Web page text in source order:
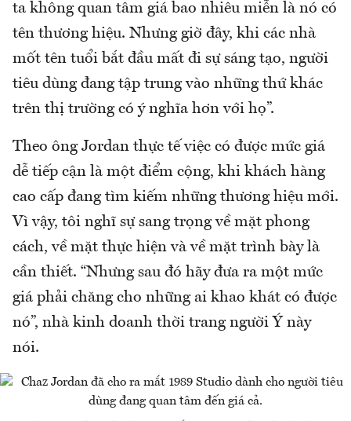
ta không quan tâm giá bao nhiêu miễn là nó có
tên thương hiệu. Nhưng giờ đây, khi các nhà
mốt tên tuổi bắt đầu mất đi sự sáng tạo, người
tiêu dùng đang tập trung vào những thứ khác
trên thị trường có ý nghĩa hơn với họ”.
Theo ông Jordan thực tế việc có được mức giá
dễ tiếp cận là một điểm cộng, khi khách hàng
cao cấp đang tìm kiếm những thương hiệu mới.
Vì vậy, tôi nghĩ sự sang trọng về mặt phong
cách, về mặt thực hiện và về mặt trình bày là
cần thiết. “Nhưng sau đó hãy đưa ra một mức
giá phải chăng cho những ai khao khát có được
nó”, nhà kinh doanh thời trang người Ý này
nói.